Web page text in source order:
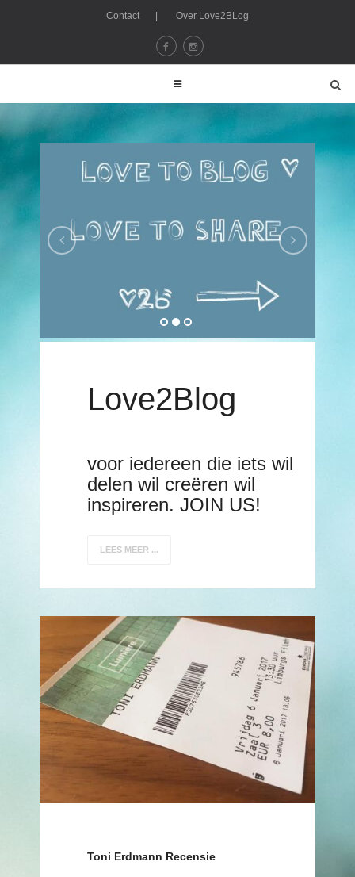
Contact Over Love2BLog
Lovetoblog - love2blog
Love2Blog
voor iedereen die iets wil
delen wil creëren wil
inspireren. JOIN US!
LEES MEER ...
Toni Erdmann Recensie